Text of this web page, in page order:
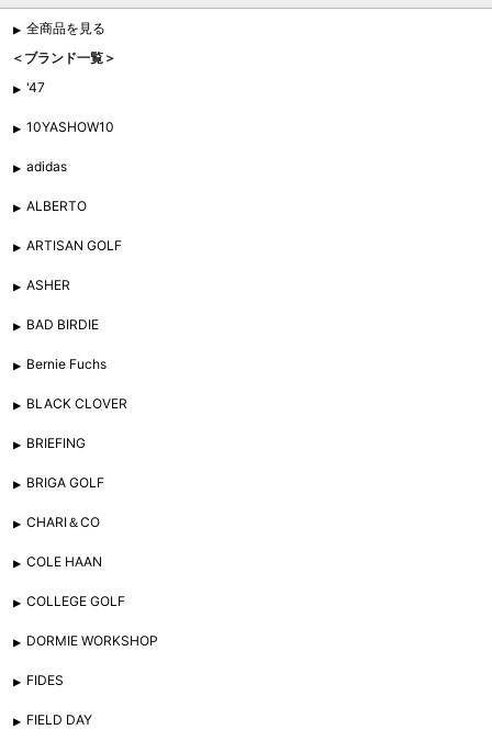
全商品を見る
＜ブランド一覧＞
'47
10YASHOW10
adidas
ALBERTO
ARTISAN GOLF
ASHER
BAD BIRDIE
Bernie Fuchs
BLACK CLOVER
BRIEFING
BRIGA GOLF
CHARI＆CO
COLE HAAN
COLLEGE GOLF
DORMIE WORKSHOP
FIDES
FIELD DAY